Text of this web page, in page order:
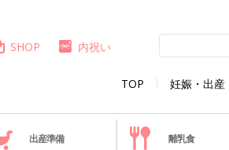
TOP 妊娠・出産
SHOP 内祝い
出産準備 離乳食